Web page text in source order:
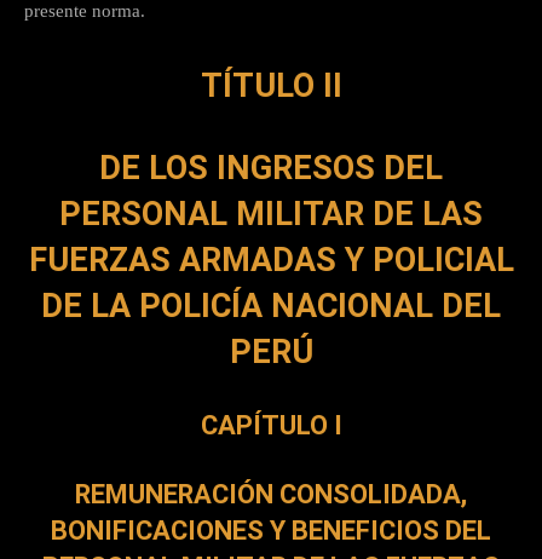
presente norma.
TÍTULO II
DE LOS INGRESOS DEL
PERSONAL MILITAR DE LAS
FUERZAS ARMADAS Y POLICIAL
DE LA POLICÍA NACIONAL DEL
PERÚ
CAPÍTULO I
REMUNERACIÓN CONSOLIDADA,
BONIFICACIONES Y BENEFICIOS DEL